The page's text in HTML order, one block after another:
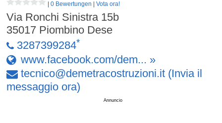
|0 Bewertungen |Vota ora!
Via Ronchi Sinistra 15b
35017 Piombino Dese
3287399284*
www.facebook.com/dem... »
tecnico@demetracostruzioni.it (Invia il
messaggio ora)
Annuncio